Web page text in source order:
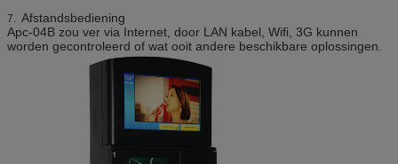
7. Afstandsbediening
Apc-04B zou ver via Internet, door LAN kabel, Wifi, 3G kunnen
worden gecontroleerd of wat ooit andere beschikbare oplossingen.